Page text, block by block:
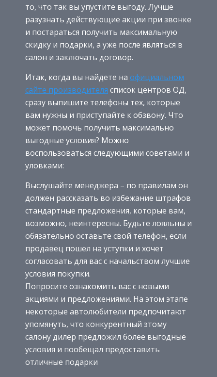
то, что так вы упустите выгоду. Лучше
разузнать действующие акции при звонке
и постараться получить максимальную
скидку и подарки, а уже после являться в
салон и заключать договор.
Итак, когда вы найдете на официальном
сайте производителя список центров ОД,
сразу выпишите телефоны тех, которые
вам нужны и приступайте к обзвону. Что
может помочь получить максимально
выгодные условия? Можно
воспользоваться следующими советами и
уловками:
Выслушайте менеджера – по правилам он
должен рассказать во избежание штрафов
стандартные предложения, которые вам,
возможно, неинтересны. Будьте лояльны и
обязательно оставьте свой телефон, если
продавец пошел на уступки и хочет
согласовать для вас с начальством лучшие
условия покупки.
Попросите ознакомить вас с новыми
акциями и предложениями. На этом этапе
некоторые автолюбители предпочитают
упомянуть, что конкурентный этому
салону дилер предложил более выгодные
условия и пообещал предоставить
отличные подарки